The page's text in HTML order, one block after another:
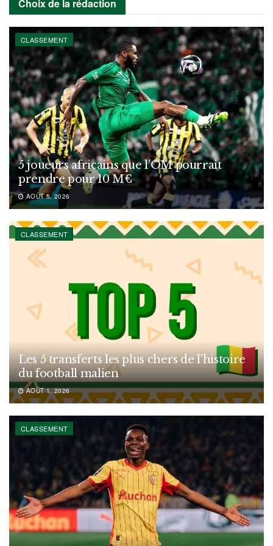
Choix de la rédaction
CLASSEMENT
5 joueurs africains que l’OM pourrait
prendre pour 10 M€
AOÛT 5, 2026
CLASSEMENT
Les 5 transferts les plus chers de l’histoire
du football malien
AOÛT 1, 2026
CLASSEMENT